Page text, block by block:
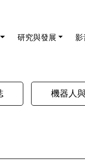
研究與發展 影
機器人